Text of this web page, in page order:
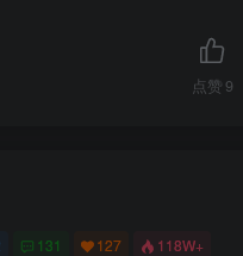
点赞 9
131 127 118W+